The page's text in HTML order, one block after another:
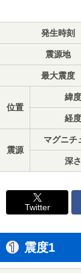
発生時刻
震源地
最大震度
位置
緯度
経度
震源
マグニチ
深さ
Twitter
震度1